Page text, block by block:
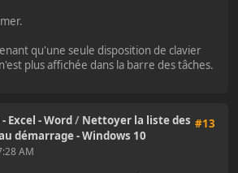
qu'une seule disposition de clavier
plus affichée dans la barre des tâches.
#13
Excel - Word / Nettoyer la liste des
démarrage - Windows 10
AM